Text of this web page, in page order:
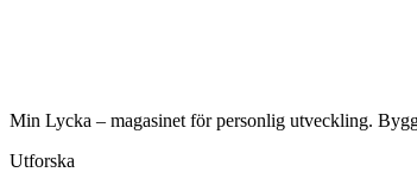
Min Lycka – magasinet för personlig utveckling.
Utforska